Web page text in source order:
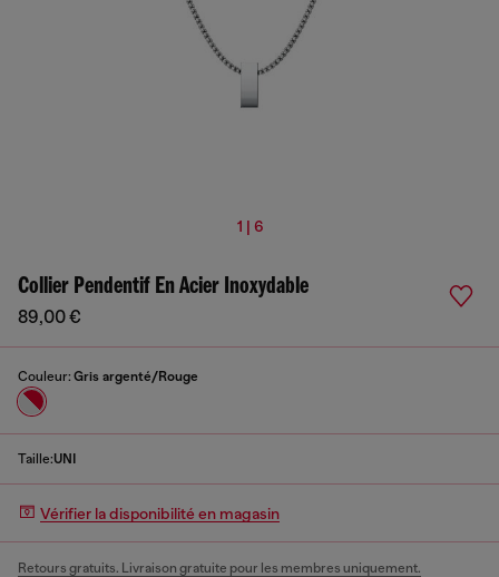
1 | 6
Collier Pendentif En Acier Inoxydable
89,00 €
Couleur: Gris argenté/Rouge
Taille:UNI
Vérifier la disponibilité en magasin
Retours gratuits. Livraison gratuite pour les membres uniquement.